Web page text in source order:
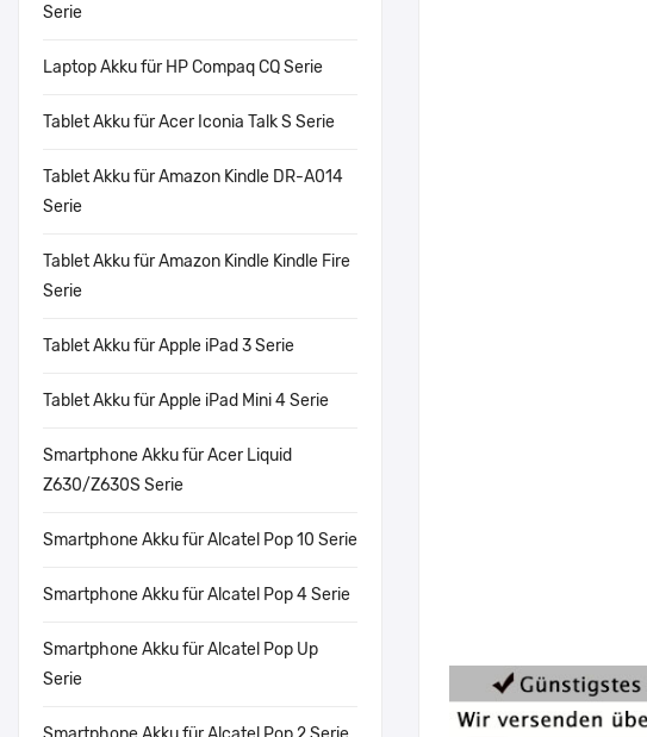
Serie
Laptop Akku für HP Compaq CQ Serie
Tablet Akku für Acer Iconia Talk S Serie
Tablet Akku für Amazon Kindle DR-A014
Serie
Tablet Akku für Amazon Kindle Kindle Fire
Serie
Tablet Akku für Apple iPad 3 Serie
Tablet Akku für Apple iPad Mini 4 Serie
Smartphone Akku für Acer Liquid
Z630/Z630S Serie
Smartphone Akku für Alcatel Pop 10 Serie
Smartphone Akku für Alcatel Pop 4 Serie
Smartphone Akku für Alcatel Pop Up
Serie